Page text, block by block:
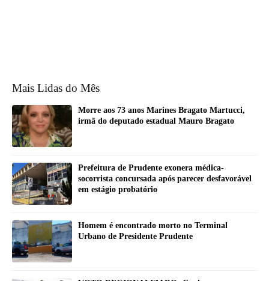
Mais Lidas do Mês
Morre aos 73 anos Marines Bragato Martucci,
irmã do deputado estadual Mauro Bragato
Prefeitura de Prudente exonera médica-
socorrista concursada após parecer desfavorável
em estágio probatório
Homem é encontrado morto no Terminal
Urbano de Presidente Prudente